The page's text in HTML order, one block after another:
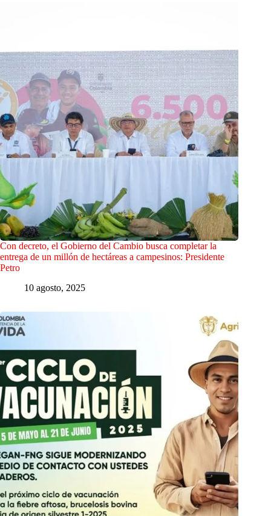
Con decreto, el Gobierno del Cambio busca completar la
entrega de un millón de hectáreas a campesinos: Presidente
Petro
10 agosto, 2025